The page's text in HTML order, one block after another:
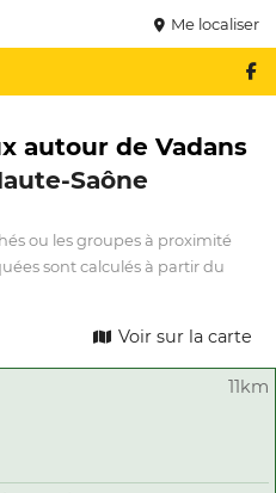
Me localiser
autour de Vadans
Saône
ou les groupes à proximité
sont calculés à partir du
Voir sur la carte
11km